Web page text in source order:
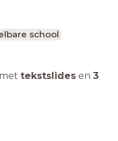
school
met tekstslides en 3